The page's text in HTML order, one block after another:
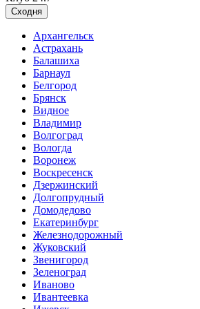
Сходня
Архангельск
Астрахань
Балашиха
Барнаул
Белгород
Брянск
Видное
Владимир
Волгоград
Вологда
Воронеж
Воскресенск
Дзержинский
Долгопрудный
Домодедово
Екатеринбург
Железнодорожный
Жуковский
Звенигород
Зеленоград
Иваново
Ивантеевка